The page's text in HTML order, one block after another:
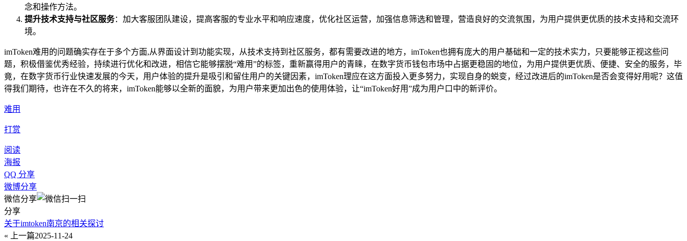
念和操作方法。
提升技术支持与社区服务：加大客服团队建设，提高客服的专业水平和响应速度，优化社区运营，加强信息筛选和管理，营造良好的交流氛围，为用户提供更优质的技术支持和交流环
境。
imToken难用的问题确实存在于多个方面,从界面设计到功能实现，从技术支持到社区服务，都有需要改进的地方，imToken也拥有庞大的用户基础和一定的技术实力，只要能够正视这些问
题，积极借鉴优秀经验，持续进行优化和改进，相信它能够摆脱“难用”的标签，重新赢得用户的青睐，在数字货币钱包市场中占据更稳固的地位，为用户提供更优质、便捷、安全的服务，毕
竟，在数字货币行业快速发展的今天，用户体验的提升是吸引和留住用户的关键因素，imToken理应在这方面投入更多努力，实现自身的蜕变，经过改进后的imToken是否会变得好用呢？这值
得我们期待，也许在不久的将来，imToken能够以全新的面貌，为用户带来更加出色的使用体验，让“imToken好用”成为用户口中的新评价。
难用
打赏
阅读
海报
QQ 分享
微博分享
微信分享
分享
关于imtoken南京的相关探讨
« 上一篇2025-11-24